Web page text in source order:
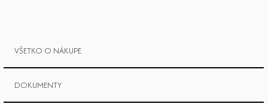
VŠETKO O NÁKUPE
DOKUMENTY